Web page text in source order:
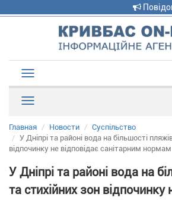
Главная Новости
Суспільство
У Дніпрі та районі вода на більшості
відпочинку не відповідає санітарним нормам
У Дніпрі та районі вода на
та стихійних зон відпочинку